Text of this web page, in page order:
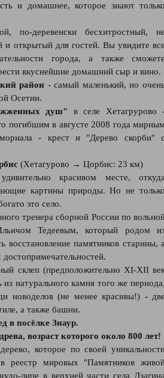
и домашнее, которое знают
по-деревенски бесхитростный,
открытый для гостей. Вы увидите
города, а также
вкуснейшие домашний сыр и вино.
район - самый маленький, но
Осетии.
душ" в селе Хетагрурово
погибшим в августе 2008 года
- крест и "Дерево скорби"
(Хетагурово → Цорбис: 23 км)
красивом месте,
картины природы. Но не
это село.
тренера сборной России по
Тедеевым, который родом
восстановление памятников старины,
склеп (предположительно XI-XII
из натурального камня того же
новоделов (не менее красивы!) -
а также башни.
в посёлке Знаур.
возраст которого около 800 лет!
которое по своей
реестр мировых "Памятников
липе в верхней части села